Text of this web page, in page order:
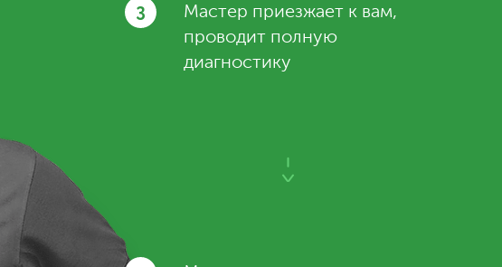
3
Мастер приезжает к вам,
проводит полную
диагностику